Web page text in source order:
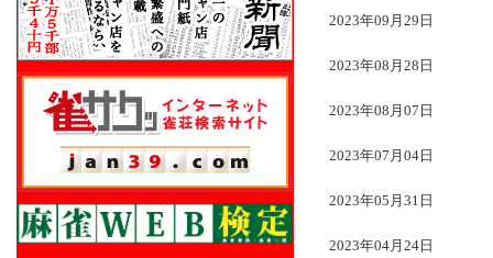
2023年09月29日
2023年08月28日
2023年08月07日
2023年07月04日
2023年05月31日
2023年04月24日